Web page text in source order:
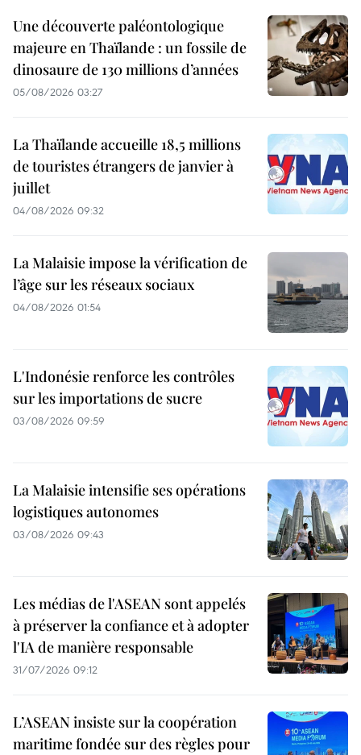
Une découverte paléontologique
majeure en Thaïlande : un fossile de
dinosaure de 130 millions d’années
05/08/2026 03:27
La Thaïlande accueille 18,5 millions
de touristes étrangers de janvier à
juillet
04/08/2026 09:32
La Malaisie impose la vérification de
l’âge sur les réseaux sociaux
04/08/2026 01:54
L'Indonésie renforce les contrôles
sur les importations de sucre
03/08/2026 09:59
La Malaisie intensifie ses opérations
logistiques autonomes
03/08/2026 09:43
Les médias de l'ASEAN sont appelés
à préserver la confiance et à adopter
l'IA de manière responsable
31/07/2026 09:12
L’ASEAN insiste sur la coopération
maritime fondée sur des règles pour